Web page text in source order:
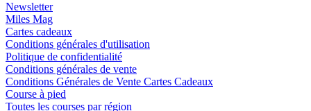
Newsletter
Miles Mag
Cartes cadeaux
Conditions générales d'utilisation
Politique de confidentialité
Conditions générales de vente
Conditions Générales de Vente Cartes Cadeaux
Course à pied
Toutes les courses par région